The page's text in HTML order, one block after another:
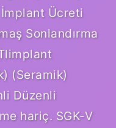
Ücreti
Sonlandırma
(Seramik)
Düzenli
hariç. SGK-V